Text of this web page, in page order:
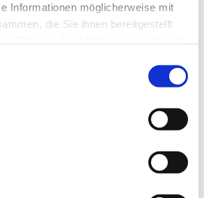
Informationen möglicherweise mit
die Sie ihnen bereitgestellt